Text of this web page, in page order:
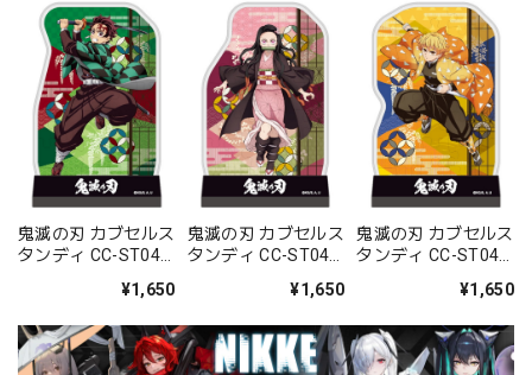
鬼滅の刃 カブセルス
タンディ CC-ST041
¥1,650
鬼滅の刃 カブセルス
タンディ CC-ST042
¥1,650
鬼滅の刃 カブセルス
タンディ CC-ST043
¥1,650